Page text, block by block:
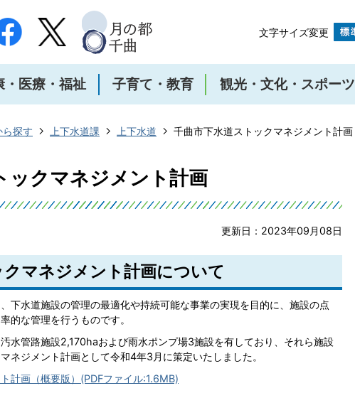
文字サイズ変更
・医療・福祉 子育て・教育 観光・文化・スポーツ
ら探す 上下水道課 上下水道 千曲市下水道ストックマネジメント計画
ックマネジメント計画
更新日：2023年09月08日
マネジメント計画について
下水道施設の管理の最適化や持続可能な事業の実現を目的に、施設の点
的な管理を行うものです。
水管路施設2,170haおよび雨水ポンプ場3施設を有しており、それら施設
ネジメント計画として令和4年3月に策定いたしました。
計画（概要版）(PDFファイル:1.6MB)